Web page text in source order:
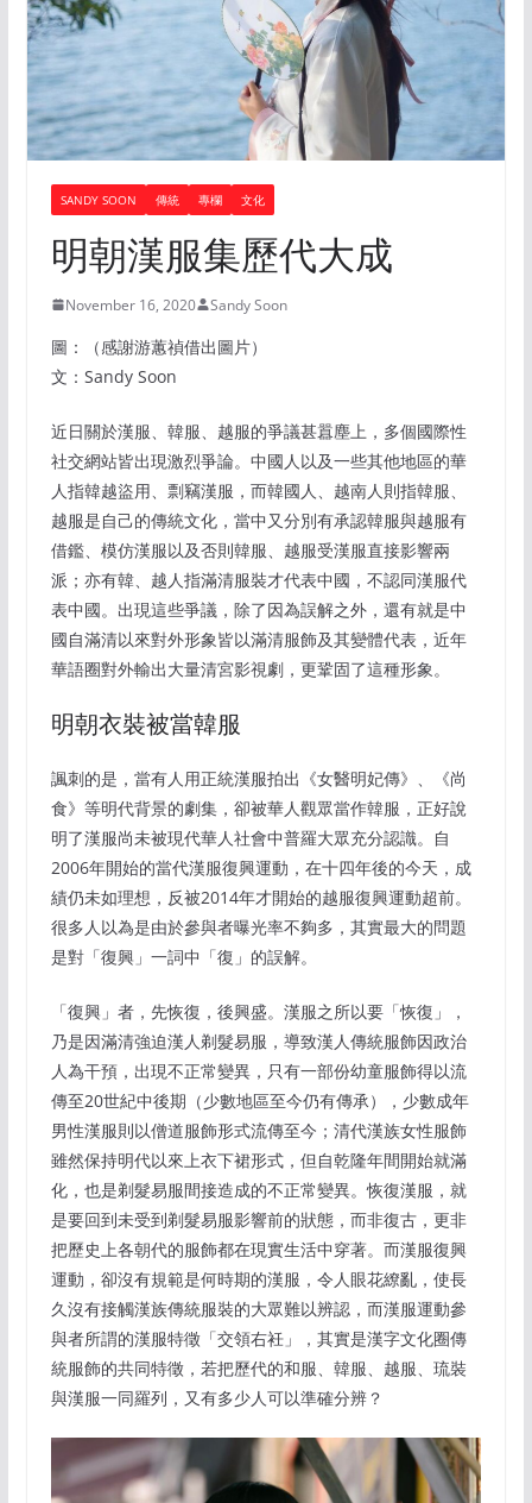
SANDY SOON 傳統 專欄 文化
明朝漢服集歷代大成
November 16, 2020 Sandy Soon
圖：（感謝游蕙禎借出圖片）
文：Sandy Soon
近日關於漢服、韓服、越服的爭議甚囂塵上，多個國際性
社交網站皆出現激烈爭論。中國人以及一些其他地區的華
人指韓越盜用、剽竊漢服，而韓國人、越南人則指韓服、
越服是自己的傳統文化，當中又分別有承認韓服與越服有
借鑑、模仿漢服以及否則韓服、越服受漢服直接影響兩
派；亦有韓、越人指滿清服裝才代表中國，不認同漢服代
表中國。出現這些爭議，除了因為誤解之外，還有就是中
國自滿清以來對外形象皆以滿清服飾及其變體代表，近年
華語圈對外輸出大量清宮影視劇，更鞏固了這種形象。
明朝衣裝被當韓服
諷刺的是，當有人用正統漢服拍出《女醫明妃傳》、《尚
食》等明代背景的劇集，卻被華人觀眾當作韓服，正好說
明了漢服尚未被現代華人社會中普羅大眾充分認識。自
2006年開始的當代漢服復興運動，在十四年後的今天，成
績仍未如理想，反被2014年才開始的越服復興運動超前。
很多人以為是由於參與者曝光率不夠多，其實最大的問題
是對「復興」一詞中「復」的誤解。
「復興」者，先恢復，後興盛。漢服之所以要「恢復」，
乃是因滿清強迫漢人剃髮易服，導致漢人傳統服飾因政治
人為干預，出現不正常變異，只有一部份幼童服飾得以流
傳至20世紀中後期（少數地區至今仍有傳承），少數成年
男性漢服則以僧道服飾形式流傳至今；清代漢族女性服飾
雖然保持明代以來上衣下裙形式，但自乾隆年間開始就滿
化，也是剃髮易服間接造成的不正常變異。恢復漢服，就
是要回到未受到剃髮易服影響前的狀態，而非復古，更非
把歷史上各朝代的服飾都在現實生活中穿著。而漢服復興
運動，卻沒有規範是何時期的漢服，令人眼花繚亂，使長
久沒有接觸漢族傳統服裝的大眾難以辨認，而漢服運動參
與者所謂的漢服特徵「交領右衽」，其實是漢字文化圈傳
統服飾的共同特徵，若把歷代的和服、韓服、越服、琉裝
與漢服一同羅列，又有多少人可以準確分辨？